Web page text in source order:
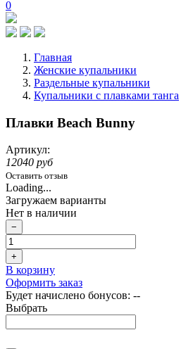
0
Главная
Женские купальники
Раздельные купальники
Купальники с плавками танга
Плавки Beach Bunny
Артикул:
12040 руб
Оставить отзыв
Loading...
Загружаем варианты
Нет в наличии
−
+
В корзину
Оформить заказ
Будет начислено бонусов: --
Выбрать